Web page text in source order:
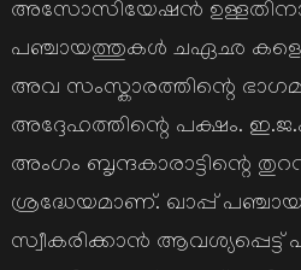
അസോസിയേഷൻ
പഞ്ചായത്തുകൾ ചഏഛ കളെ
അവ സംസ്കാരത്തിന്റെ
അദ്ദേഹത്തിന്റെ പക്ഷം.
അംഗം ബൃന്ദകാരാട്ടിന്റെ
ശ്രദ്ധേയമാണ്. ഖാപ്പ്
സ്വീകരിക്കാൻ ആവശ്യപ്പെട്ട്